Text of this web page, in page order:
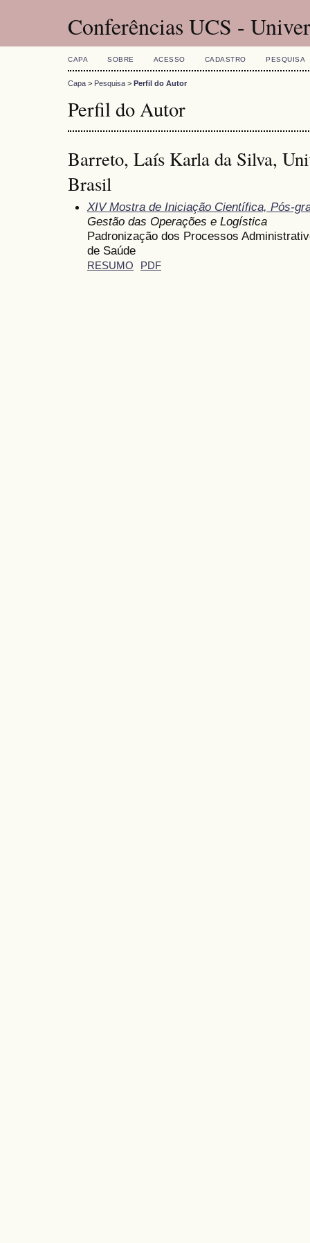
Conferências UCS -
CAPA SOBRE ACESSO CADASTRO PESQUISA
Capa > Pesquisa > Perfil do Autor
Perfil do Autor
Barreto, Laís Karla da Silva,
Brasil
XIV Mostra de Iniciação Científica, Pós-
Gestão das Operações e Logística
Padronização dos Processos
de Saúde
RESUMO PDF